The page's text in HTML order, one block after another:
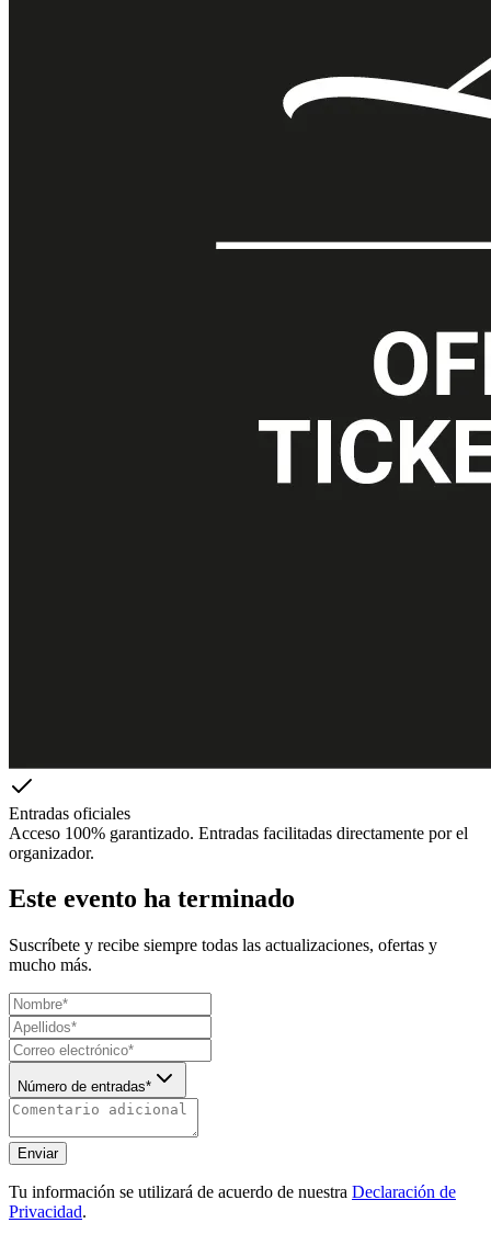
Entradas oficiales
Acceso 100% garantizado. Entradas facilitadas directamente por el
organizador.
Este evento ha terminado
Suscríbete y recibe siempre todas las actualizaciones, ofertas y
mucho más.
Número de entradas*
Enviar
Tu información se utilizará de acuerdo de nuestra Declaración de
Privacidad.